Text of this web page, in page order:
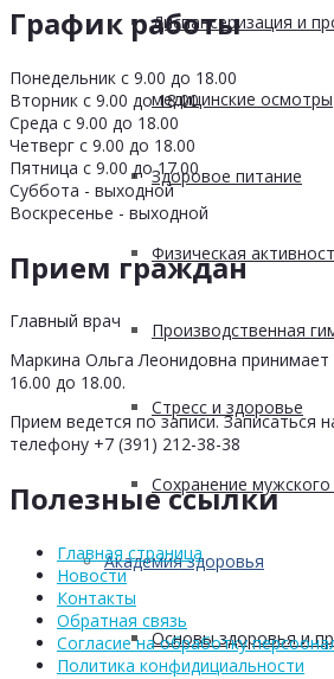
Диспансеризация и
медицинские осмотры
Здоровое питание
Физическая
Производственная
Стресс и здоровье
Сохранение
Академия здоровья
Основы здоровья и
График работы
Понедельник с 9.00 до 18.00
Вторник с 9.00 до 18.00
Среда с 9.00 до 18.00
Четверг с 9.00 до 18.00
Пятница с 9.00 до 17.00
Суббота - выходной
Воскресенье - выходной
Прием граждан
Главный врач
Маркина Ольга Леонидовна
16.00 до 18.00.
Прием ведется по записи. Записаться
телефону +7 (391) 212-38-38
Полезные ссылки
Главная страница
Новости
Контакты
Обратная связь
Согласие на обработку
Политика конфидициальности